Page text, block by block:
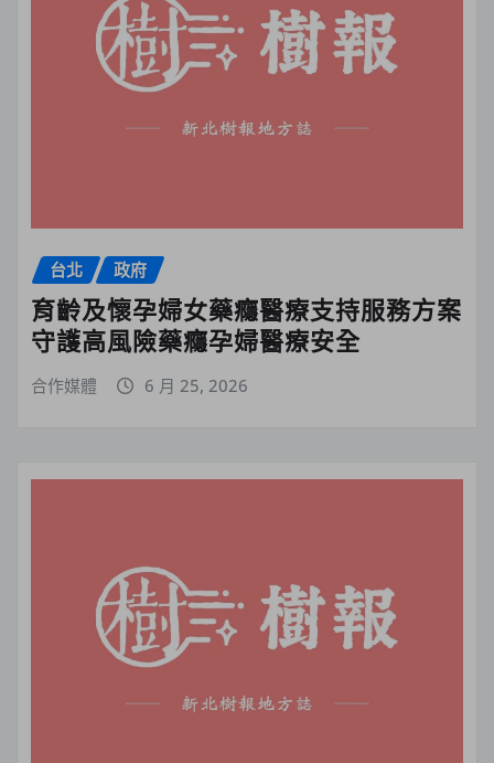
台北 政府
育齡及懷孕婦女藥癮醫療支持服務方案
守護高風險藥癮孕婦醫療安全
合作媒體 6 月 25, 2026